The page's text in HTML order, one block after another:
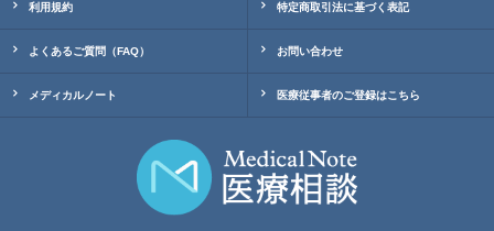
利用規約 特定商取引法に基づく表記
よくあるご質問（FAQ） お問い合わせ
メディカルノート 医療従事者のご登録はこちら